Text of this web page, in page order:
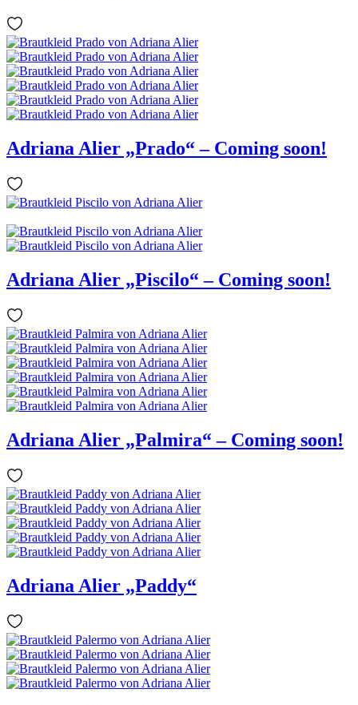
Adriana Alier „Prado“ – Coming soon!
Adriana Alier „Piscilo“ – Coming soon!
Adriana Alier „Palmira“ – Coming soon!
Adriana Alier „Paddy“